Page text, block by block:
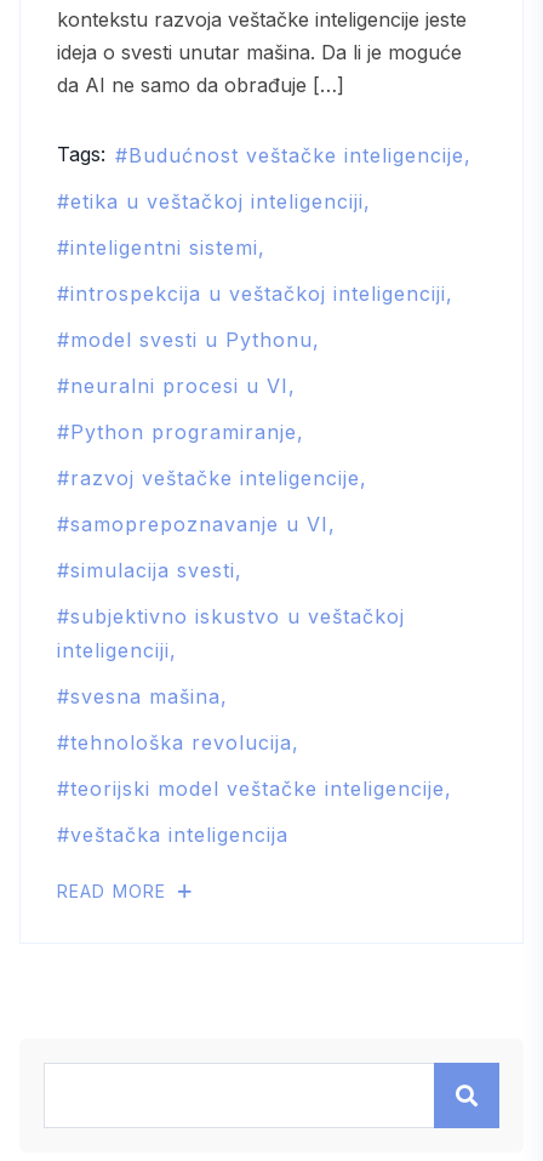
kontekstu razvoja veštačke inteligencije jeste
ideja o svesti unutar mašina. Da li je moguće
da AI ne samo da obrađuje […]
Tags:
Budućnost veštačke inteligencije
etika u veštačkoj inteligenciji
inteligentni sistemi
introspekcija u veštačkoj inteligenciji
model svesti u Pythonu
neuralni procesi u VI
Python programiranje
razvoj veštačke inteligencije
samoprepoznavanje u VI
simulacija svesti
subjektivno iskustvo u veštačkoj
inteligenciji
svesna mašina
tehnološka revolucija
teorijski model veštačke inteligencije
veštačka inteligencija
READ MORE